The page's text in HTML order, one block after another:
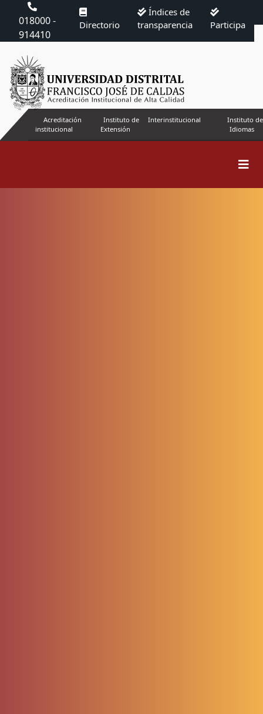
018000 -
914410
Directorio
Índices de
transparencia
Participa
Acreditación
institucional
Instituto de
Extensión
Interinstitucional
Instituto de
Idiomas